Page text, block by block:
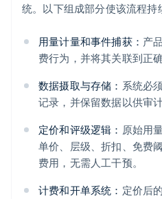
统。以下组成部分使该流程持
用量计量和事件捕获： 产
费行为，并将其关联到正
数据摄取与存储： 系统必
记录，并保留数据以供审
定价和评级逻辑： 原始用
单价、层级、折扣、免费
费用，无需人工干预。
计费和开单系统： 定价后